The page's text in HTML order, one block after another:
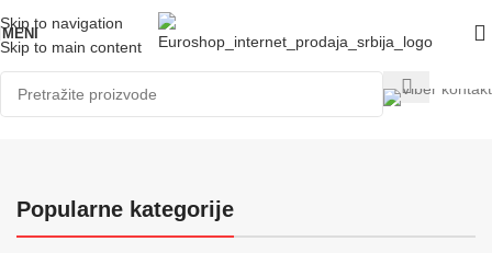
Skip to navigation
Skip to main content
MENI
Popularne kategorije